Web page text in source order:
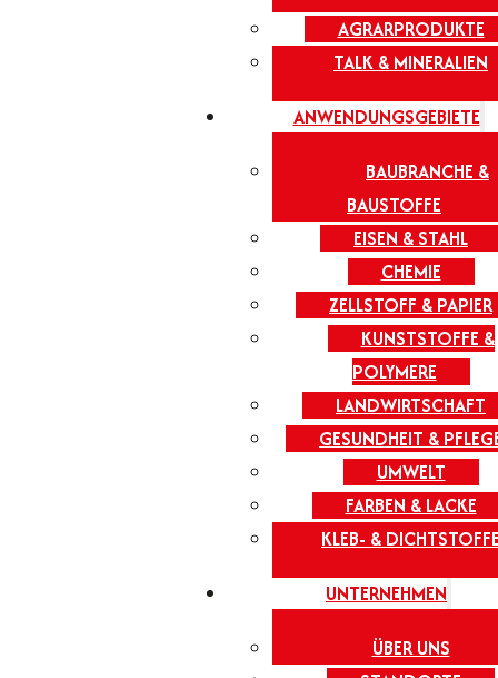
AGRARPRODUKTE
TALK & MINERALIEN
ANWENDUNGSGEBIETE
BAUBRANCHE &
BAUSTOFFE
EISEN & STAHL
CHEMIE
ZELLSTOFF & PAPIER
KUNSTSTOFFE &
POLYMERE
LANDWIRTSCHAFT
GESUNDHEIT &
UMWELT
FARBEN & LACKE
KLEB- &
UNTERNEHMEN
ÜBER UNS